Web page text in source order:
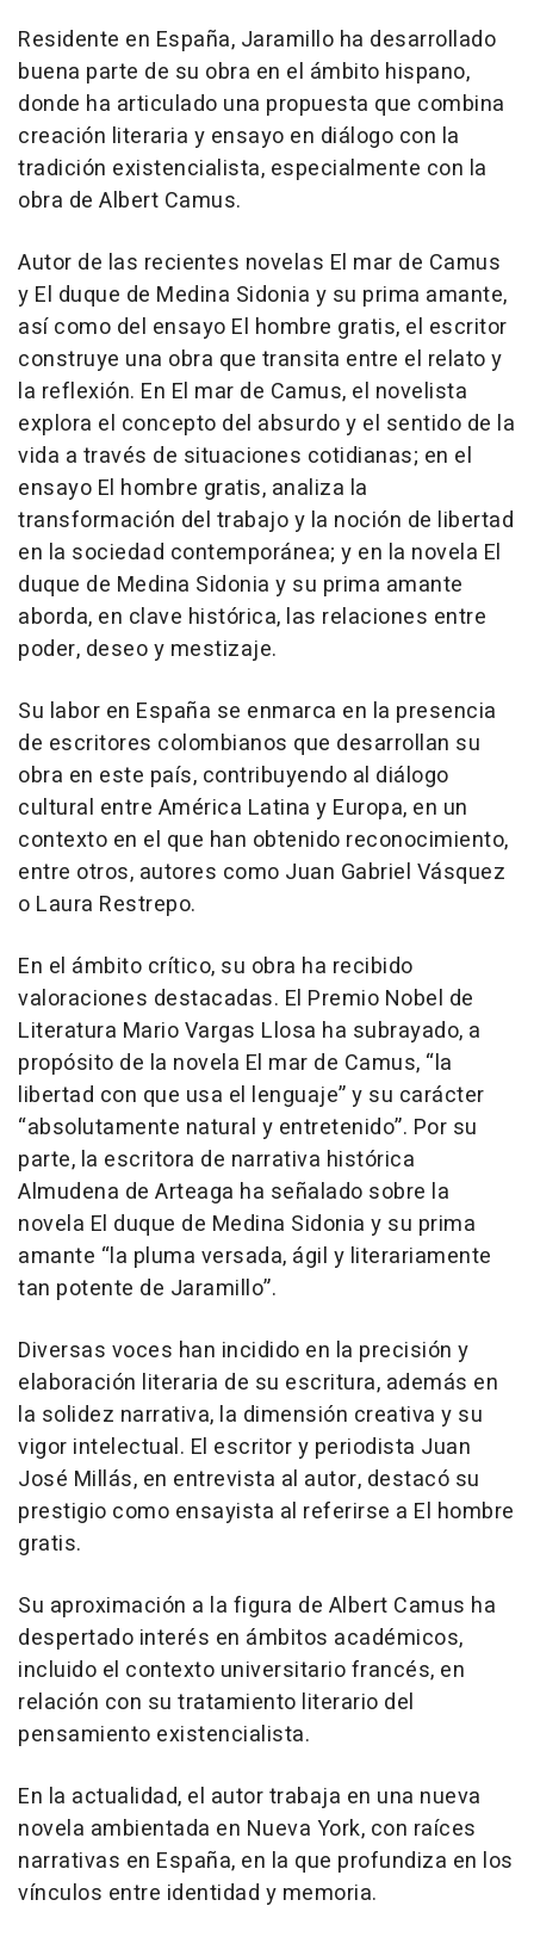
Residente en España, Jaramillo ha desarrollado
buena parte de su obra en el ámbito hispano,
donde ha articulado una propuesta que combina
creación literaria y ensayo en diálogo con la
tradición existencialista, especialmente con la
obra de Albert Camus.
Autor de las recientes novelas El mar de Camus
y El duque de Medina Sidonia y su prima amante,
así como del ensayo El hombre gratis, el escritor
construye una obra que transita entre el relato y
la reflexión. En El mar de Camus, el novelista
explora el concepto del absurdo y el sentido de la
vida a través de situaciones cotidianas; en el
ensayo El hombre gratis, analiza la
transformación del trabajo y la noción de libertad
en la sociedad contemporánea; y en la novela El
duque de Medina Sidonia y su prima amante
aborda, en clave histórica, las relaciones entre
poder, deseo y mestizaje.
Su labor en España se enmarca en la presencia
de escritores colombianos que desarrollan su
obra en este país, contribuyendo al diálogo
cultural entre América Latina y Europa, en un
contexto en el que han obtenido reconocimiento,
entre otros, autores como Juan Gabriel Vásquez
o Laura Restrepo.
En el ámbito crítico, su obra ha recibido
valoraciones destacadas. El Premio Nobel de
Literatura Mario Vargas Llosa ha subrayado, a
propósito de la novela El mar de Camus, “la
libertad con que usa el lenguaje” y su carácter
“absolutamente natural y entretenido”. Por su
parte, la escritora de narrativa histórica
Almudena de Arteaga ha señalado sobre la
novela El duque de Medina Sidonia y su prima
amante “la pluma versada, ágil y literariamente
tan potente de Jaramillo”.
Diversas voces han incidido en la precisión y
elaboración literaria de su escritura, además en
la solidez narrativa, la dimensión creativa y su
vigor intelectual. El escritor y periodista Juan
José Millás, en entrevista al autor, destacó su
prestigio como ensayista al referirse a El hombre
gratis.
Su aproximación a la figura de Albert Camus ha
despertado interés en ámbitos académicos,
incluido el contexto universitario francés, en
relación con su tratamiento literario del
pensamiento existencialista.
En la actualidad, el autor trabaja en una nueva
novela ambientada en Nueva York, con raíces
narrativas en España, en la que profundiza en los
vínculos entre identidad y memoria.